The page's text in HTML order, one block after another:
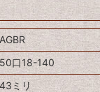
AGBR
50口18-140
43ミリ